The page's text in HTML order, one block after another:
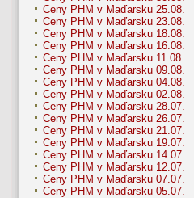
Ceny PHM v Maďarsku 25.08.
Ceny PHM v Maďarsku 23.08.
Ceny PHM v Maďarsku 18.08.
Ceny PHM v Maďarsku 16.08.
Ceny PHM v Maďarsku 11.08.
Ceny PHM v Maďarsku 09.08.
Ceny PHM v Maďarsku 04.08.
Ceny PHM v Maďarsku 02.08.
Ceny PHM v Maďarsku 28.07.
Ceny PHM v Maďarsku 26.07.
Ceny PHM v Maďarsku 21.07.
Ceny PHM v Maďarsku 19.07.
Ceny PHM v Maďarsku 14.07.
Ceny PHM v Maďarsku 12.07.
Ceny PHM v Maďarsku 07.07.
Ceny PHM v Maďarsku 05.07.